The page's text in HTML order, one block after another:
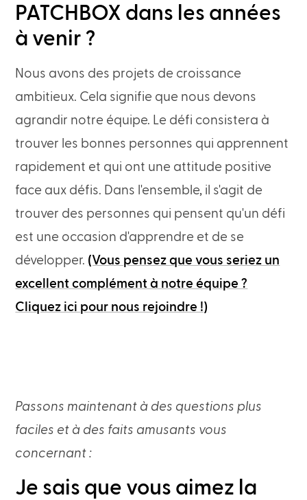
PATCHBOX dans les années
à venir ?
Nous avons des projets de croissance
ambitieux. Cela signifie que nous devons
agrandir notre équipe. Le défi consistera à
trouver les bonnes personnes qui apprennent
rapidement et qui ont une attitude positive
face aux défis. Dans l'ensemble, il s'agit de
trouver des personnes qui pensent qu'un défi
est une occasion d'apprendre et de se
développer. (Vous pensez que vous seriez un
excellent complément à notre équipe ?
Cliquez ici pour nous rejoindre !)
Passons maintenant à des questions plus
faciles et à des faits amusants vous
concernant :
Je sais que vous aimez la